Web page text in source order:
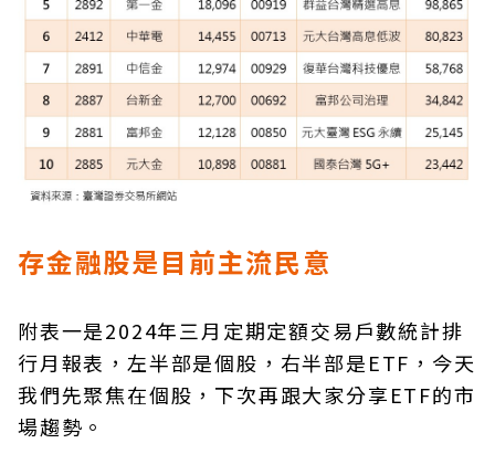
存金融股是目前主流民意
附表一是2024年三月定期定額交易戶數統計排
行月報表，左半部是個股，右半部是ETF，今天
我們先聚焦在個股，下次再跟大家分享ETF的市
場趨勢。